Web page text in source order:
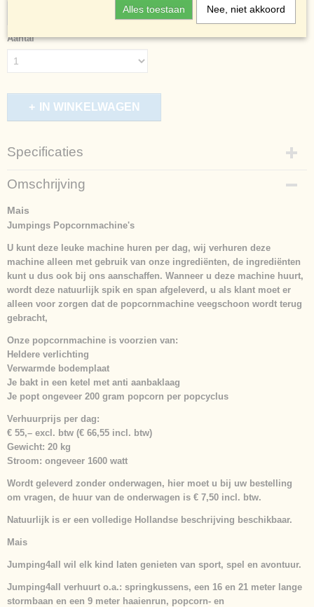
Aantal
IN WINKELWAGEN
Specificaties
Productcode
174-3633
Netto gewicht
25,00 Kg
Omschrijving
Mais
Jumpings Popcornmachine's
U kunt deze leuke machine huren per dag, wij verhuren deze
machine alleen met gebruik van onze ingrediënten, de ingrediënten
kunt u dus ook bij ons aanschaffen. Wanneer u deze machine huurt,
wordt deze natuurlijk spik en span afgeleverd, u als klant moet er
alleen voor zorgen dat de popcornmachine veegschoon wordt terug
gebracht,
Onze popcornmachine is voorzien van:
Heldere verlichting
Verwarmde bodemplaat
Je bakt in een ketel met anti aanbaklaag
Je popt ongeveer 200 gram popcorn per popcyclus
Verhuurprijs per dag:
€ 55,– excl. btw (€ 66,55 incl. btw)
Gewicht: 20 kg
Stroom: ongeveer 1600 watt
Wordt geleverd zonder onderwagen, hier moet u bij uw bestelling
om vragen, de huur van de onderwagen is € 7,50 incl. btw.
Natuurlijk is er een volledige Hollandse beschrijving beschikbaar.
Mais
Jumping4all wil elk kind laten genieten van sport, spel en avontuur.
Jumping4all verhuurt o.a.: springkussens, een 16 en 21 meter lange
stormbaan en een 9 meter haaienrun, popcorn- en
Alles toestaan Nee, niet akkoord